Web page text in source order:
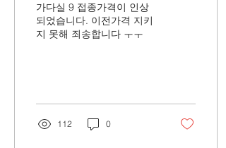
가다실 9 접종가격이 인상
되었습니다. 이전가격 지키
지 못해 죄송합니다 ㅜㅜ
112 0